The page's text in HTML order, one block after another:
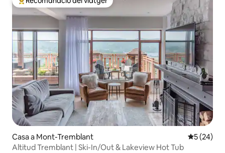
Principals recomanacions dels viatgers
Casa a Mont-Tremblant 5 de
5 (24)
Altitud Tremblant | Ski-In/Out & Lakeview Hot Tub